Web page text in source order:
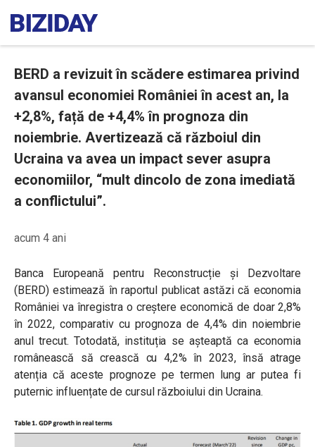
BERD a revizuit în scădere estimarea privind
avansul economiei României în acest an, la
+2,8%, față de +4,4% în prognoza din
noiembrie. Avertizează că războiul din
Ucraina va avea un impact sever asupra
economiilor, “mult dincolo de zona imediată
a conflictului”.
acum 4 ani
Banca Europeană pentru Reconstrucție și Dezvoltare
(BERD) estimează în raportul publicat astăzi că economia
României va înregistra o creștere economică de doar 2,8%
în 2022, comparativ cu prognoza de 4,4% din noiembrie
anul trecut. Totodată, instituția se așteaptă ca economia
românească să crească cu 4,2% în 2023, însă atrage
atenția că aceste prognoze pe termen lung ar putea fi
puternic influențate de cursul războiului din Ucraina.